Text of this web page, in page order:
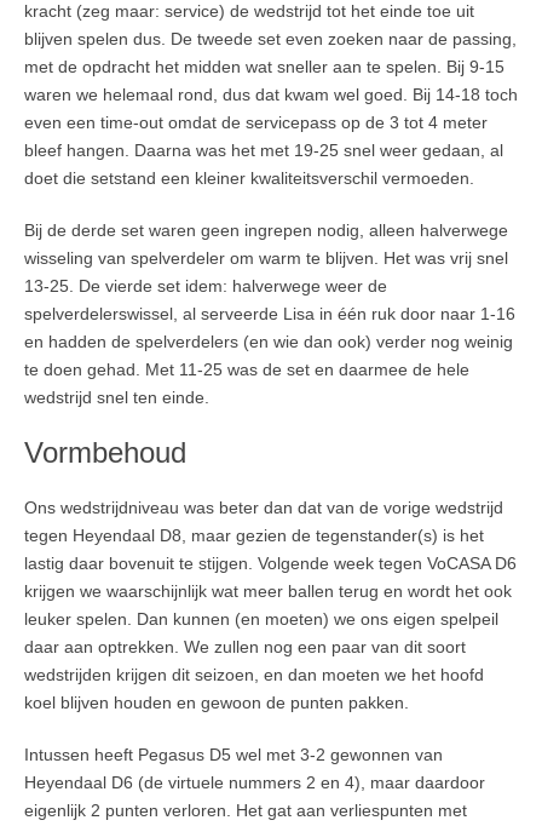
kracht (zeg maar: service) de wedstrijd tot het einde toe uit
blijven spelen dus. De tweede set even zoeken naar de passing,
met de opdracht het midden wat sneller aan te spelen. Bij 9-15
waren we helemaal rond, dus dat kwam wel goed. Bij 14-18 toch
even een time-out omdat de servicepass op de 3 tot 4 meter
bleef hangen. Daarna was het met 19-25 snel weer gedaan, al
doet die setstand een kleiner kwaliteitsverschil vermoeden.
Bij de derde set waren geen ingrepen nodig, alleen halverwege
wisseling van spelverdeler om warm te blijven. Het was vrij snel
13-25. De vierde set idem: halverwege weer de
spelverdelerswissel, al serveerde Lisa in één ruk door naar 1-16
en hadden de spelverdelers (en wie dan ook) verder nog weinig
te doen gehad. Met 11-25 was de set en daarmee de hele
wedstrijd snel ten einde.
Vormbehoud
Ons wedstrijdniveau was beter dan dat van de vorige wedstrijd
tegen Heyendaal D8, maar gezien de tegenstander(s) is het
lastig daar bovenuit te stijgen. Volgende week tegen VoCASA D6
krijgen we waarschijnlijk wat meer ballen terug en wordt het ook
leuker spelen. Dan kunnen (en moeten) we ons eigen spelpeil
daar aan optrekken. We zullen nog een paar van dit soort
wedstrijden krijgen dit seizoen, en dan moeten we het hoofd
koel blijven houden en gewoon de punten pakken.
Intussen heeft Pegasus D5 wel met 3-2 gewonnen van
Heyendaal D6 (de virtuele nummers 2 en 4), maar daardoor
eigenlijk 2 punten verloren. Het gat aan verliespunten met